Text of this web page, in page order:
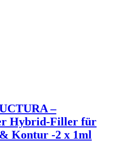
–
Hybrid-Filler für
Kontur -2 x 1ml